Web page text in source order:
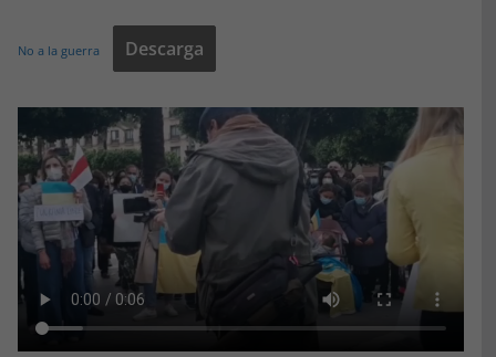
No a la guerra Descarga